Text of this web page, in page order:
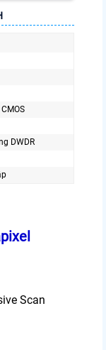
DWDR
Scan